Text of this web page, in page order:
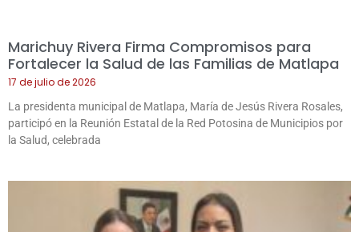
Marichuy Rivera Firma Compromisos para
Fortalecer la Salud de las Familias de Matlapa
17 de julio de 2026
La presidenta municipal de Matlapa, María de Jesús Rivera Rosales,
participó en la Reunión Estatal de la Red Potosina de Municipios por
la Salud, celebrada